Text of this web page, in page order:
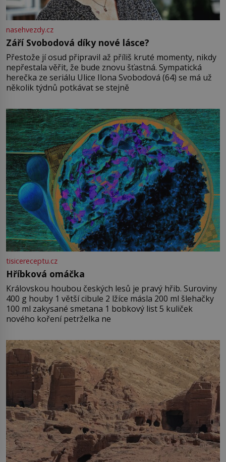
nasehvezdy.cz
Září Svobodová díky nové lásce?
Přestože jí osud připravil až příliš kruté momenty, nikdy
nepřestala věřit, že bude znovu šťastná. Sympatická
herečka ze seriálu Ulice Ilona Svobodová (64) se má už
několik týdnů potkávat se stejně
tisicereceptu.cz
Hříbková omáčka
Královskou houbou českých lesů je pravý hřib. Suroviny
400 g houby 1 větší cibule 2 lžíce másla 200 ml šlehačky
100 ml zakysané smetana 1 bobkový list 5 kuliček
nového koření petrželka ne